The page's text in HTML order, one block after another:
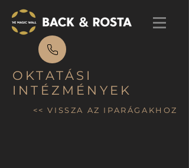
OKTATÁSI
INTÉZMÉNYEK
<< VISSZA AZ IPARÁGAKHOZ